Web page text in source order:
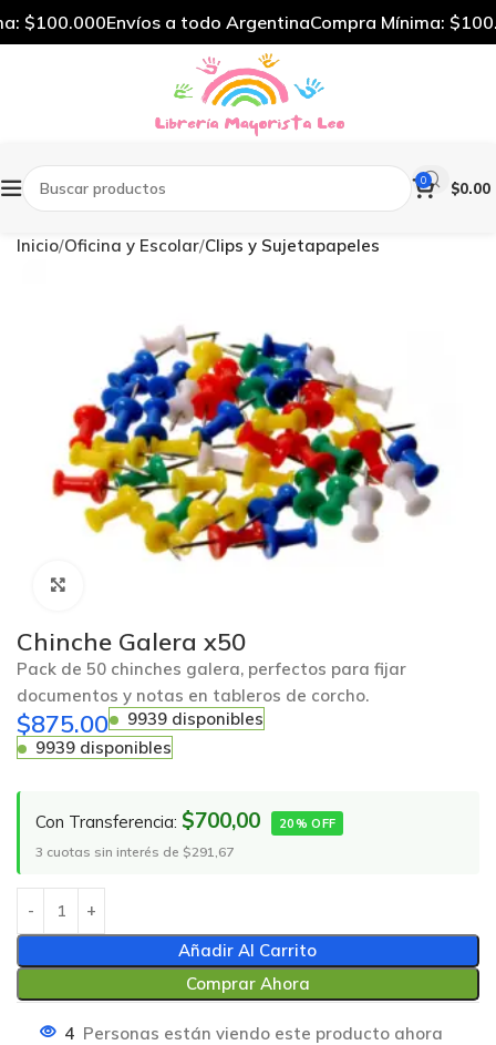
0 $0.00
Inicio Oficina y Escolar Clips y Sujetapapeles
Chinche Galera x50
Pack de 50 chinches galera, perfectos para fijar
documentos y notas en tableros de corcho.
$875.00
9939 disponibles
9939 disponibles
Con Transferencia: $700,00 20% OFF
3 cuotas sin interés de $291,67
Añadir Al Carrito
Comprar Ahora
4 Personas están viendo este producto ahora
$100.000Envíos a todo ArgentinaCompra Mínima: